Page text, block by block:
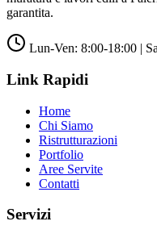
garantita.
Lun-Ven: 8:00-18:00 |
Link Rapidi
Home
Chi Siamo
Ristrutturazioni
Portfolio
Aree Servite
Contatti
Servizi